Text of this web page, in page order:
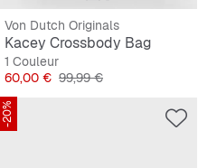
Von Dutch Originals
Kacey Crossbody Bag
1 Couleur
Prix
60,00 € Prix original
99,99 €
-20%